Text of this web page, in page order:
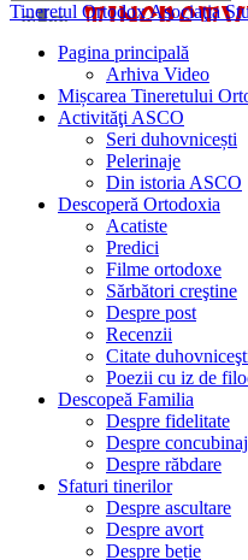
Tineretul OrtodoxAsociaţia
Pagina principală
Arhiva Video
Mișcarea Tineretului
Activităţi ASCO
Seri duhovnicești
Pelerinaje
Din istoria ASCO
Descoperă Ortodoxia
Acatiste
Predici
Filme ortodoxe
Sărbători creştine
Despre post
Recenzii
Citate
Poezii cu iz de
Descopeă Familia
Despre fidelitate
Despre concubinaj
Despre răbdare
Sfaturi tinerilor
Despre ascultare
Despre avort
Despre beție